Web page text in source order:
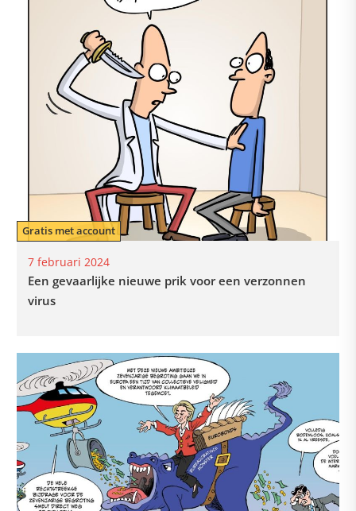
7 februari 2024
Gratis met account
Een gevaarlijke nieuwe prik voor een verzonnen
virus